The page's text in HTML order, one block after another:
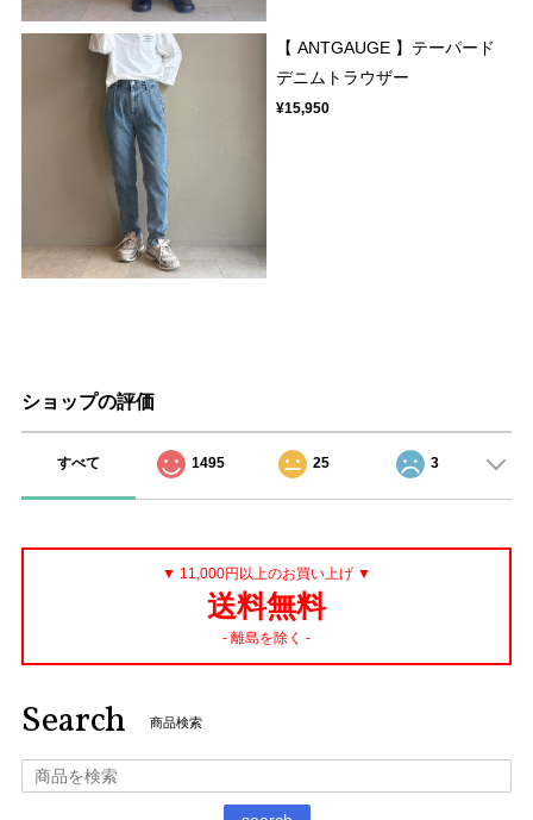
【 ANTGAUGE 】テーパード
デニムトラウザー
¥15,950
ショップの評価
すべて 1495 25 3
▼ 11,000円以上のお買い上げ ▼
送料無料
- 離島を除く -
Search 商品検索